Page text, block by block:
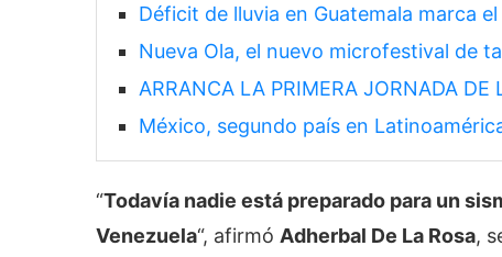
Déficit de lluvia en Guatemala marca
Nueva Ola, el nuevo microfestival de
ARRANCA LA PRIMERA JORNADA DE
México, segundo país en
“Todavía nadie está preparado para un
Venezuela“, afirmó Adherbal De La Rosa,